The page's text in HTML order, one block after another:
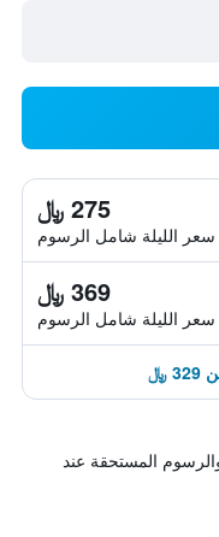
275 ﷼
سعر الليلة شامل الرسوم
369 ﷼
سعر الليلة شامل الرسوم
المستحقة عند